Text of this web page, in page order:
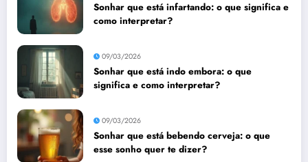
Sonhar que está infartando: o que significa e
como interpretar?
09/03/2026
Sonhar que está indo embora: o que
significa e como interpretar?
09/03/2026
Sonhar que está bebendo cerveja: o que
esse sonho quer te dizer?